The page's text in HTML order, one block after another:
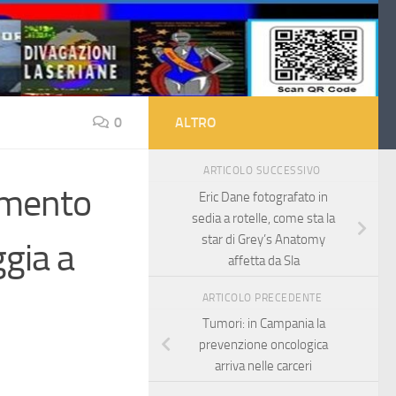
0
a
ALTRO
ARTICOLO SUCCESSIVO
Eric Dane fotografato in
sedia a rotelle, come sta la
star di Grey’s Anatomy
affetta da Sla
ARTICOLO PRECEDENTE
Tumori: in Campania la
prevenzione oncologica
arriva nelle carceri